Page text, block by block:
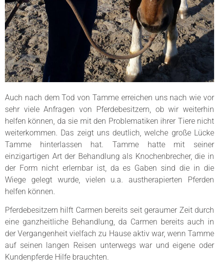
Auch nach dem Tod von Tamme erreichen uns nach wie vor
sehr viele Anfragen von Pferdebesitzern, ob wir weiterhin
helfen können, da sie mit den Problematiken ihrer Tiere nicht
weiterkommen. Das zeigt uns deutlich, welche große Lücke
Tamme hinterlassen hat. Tamme hatte mit seiner
einzigartigen Art der Behandlung als Knochenbrecher, die in
der Form nicht erlernbar ist, da es Gaben sind die in die
Wiege gelegt wurde, vielen u.a. austherapierten Pferden
helfen können.
Pferdebesitzern hilft Carmen bereits seit geraumer Zeit durch
eine ganzheitliche Behandlung, da Carmen bereits auch in
der Vergangenheit vielfach zu Hause aktiv war, wenn Tamme
auf seinen langen Reisen unterwegs war und eigene oder
Kundenpferde Hilfe brauchten.